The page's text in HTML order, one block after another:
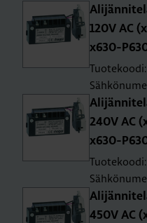
120V AC
x630-
240V AC
x630-
450V AC